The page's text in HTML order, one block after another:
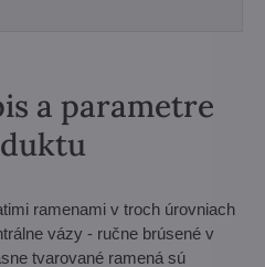
a parametre
ramenami v troch úrovniach
vázy - ručne brúsené v
tvarované ramená sú